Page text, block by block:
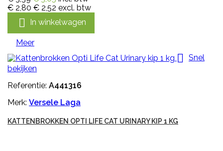
€ 2,80 € 2,52 excl. btw
 In winkelwagen
Meer
 Snel
bekijken
Referentie: A441316
Merk: Versele Laga
KATTENBROKKEN OPTI LIFE CAT URINARY KIP 1 KG